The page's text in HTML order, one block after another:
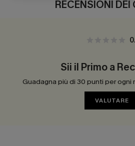
RECENSIONI DEI
Sii il Primo a
Guadagna più di 30 punti per ogni
VALUTARE